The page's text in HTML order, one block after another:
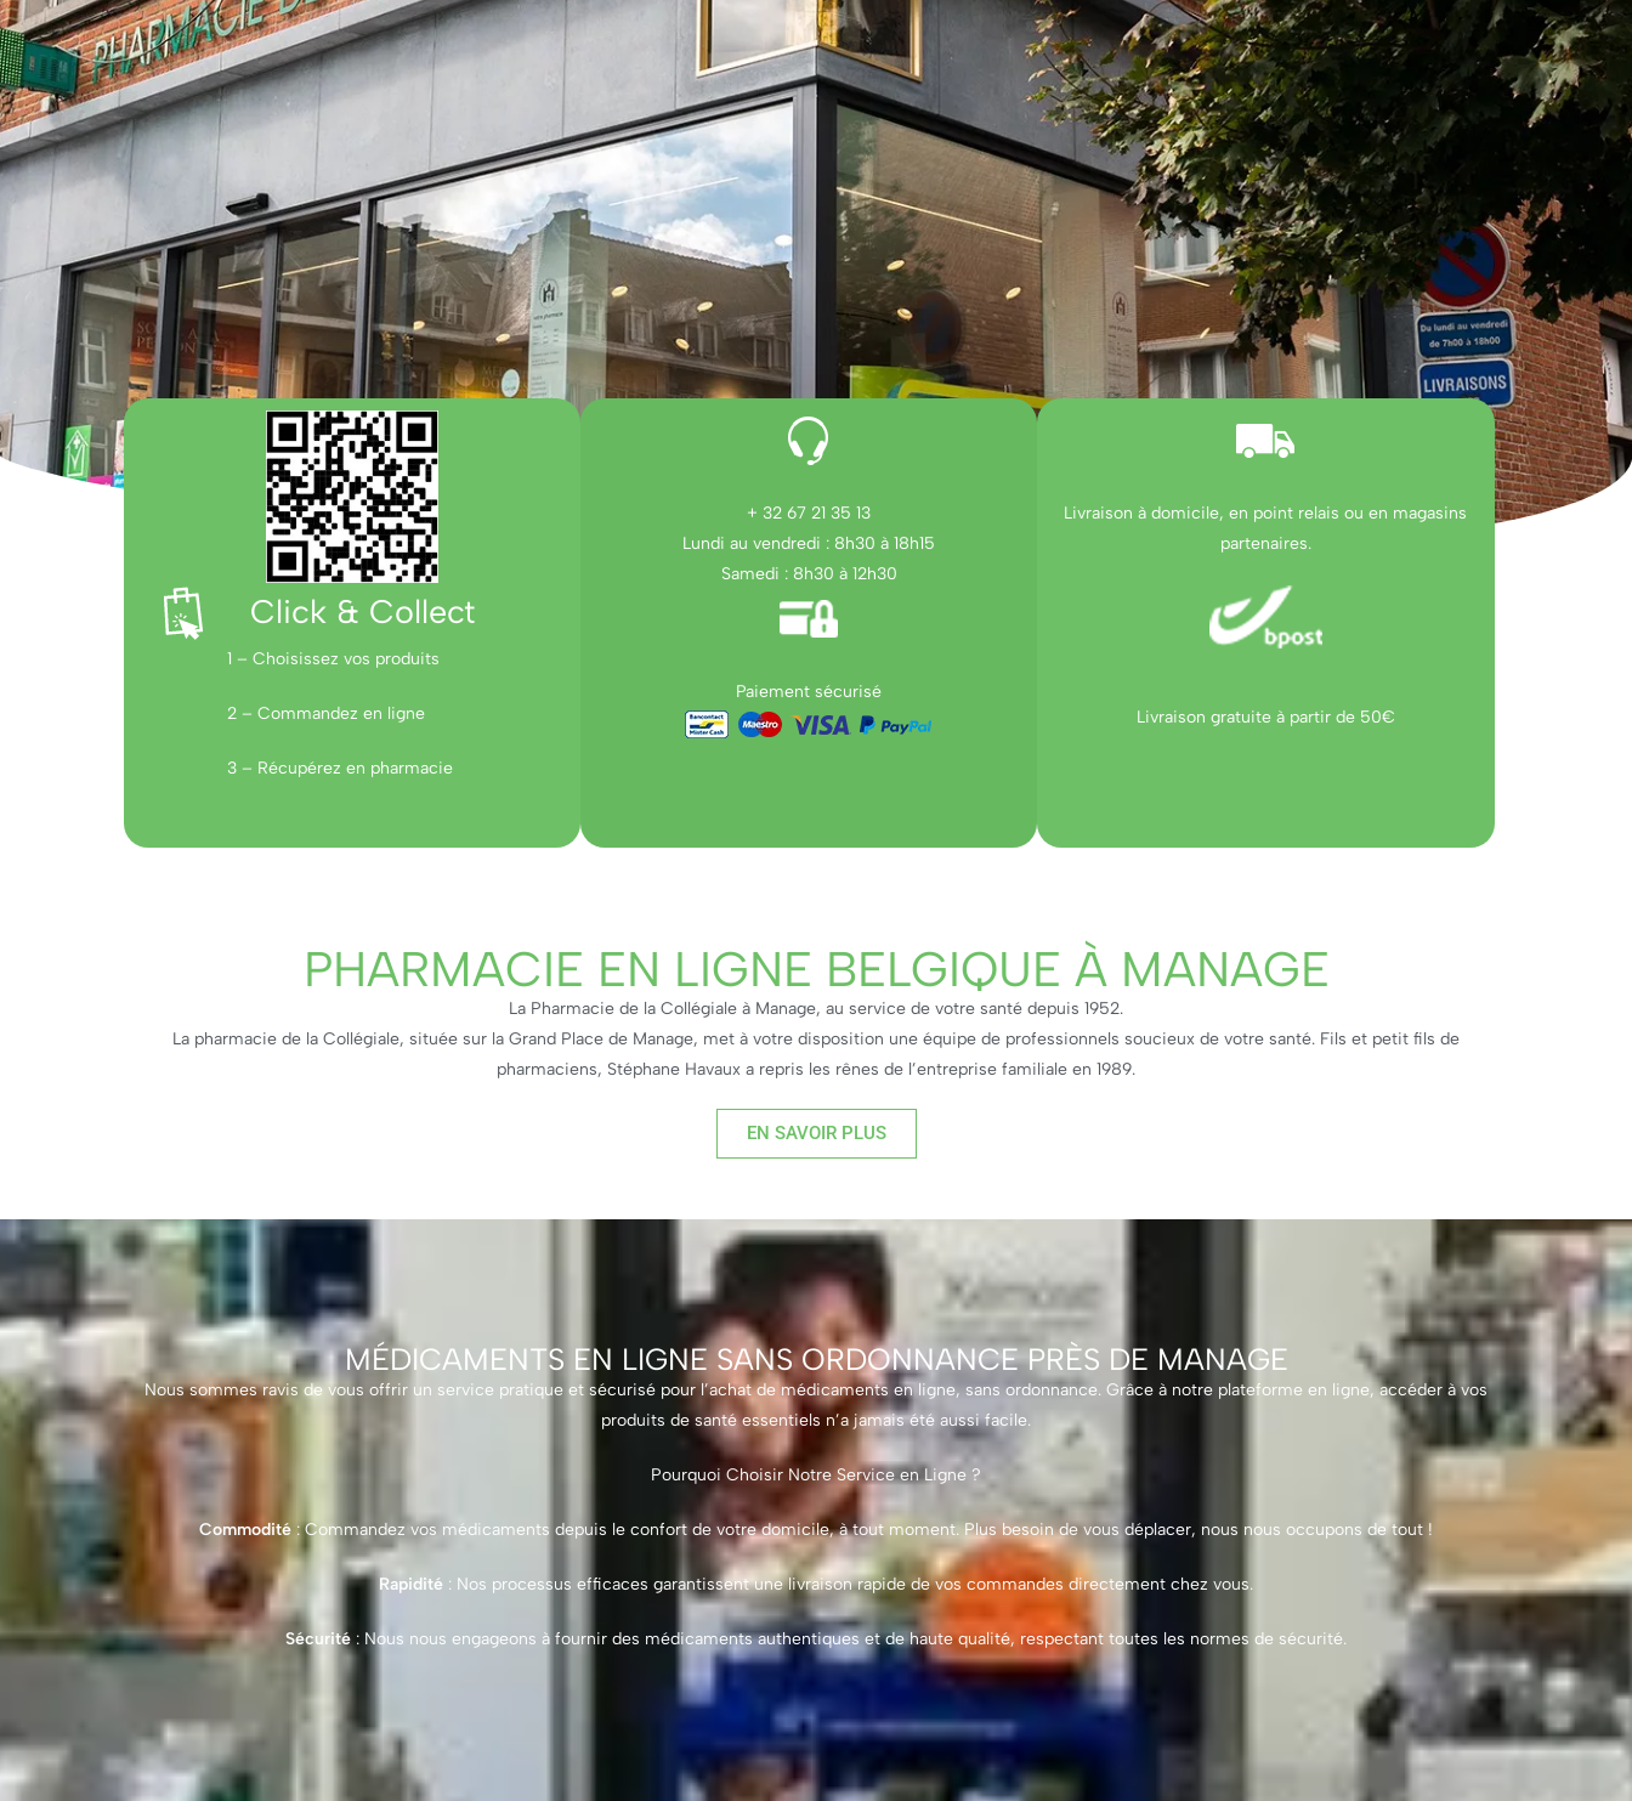
Click & Collect
1 – Choisissez vos produits
2 – Commandez en ligne
3 – Récupérez en pharmacie
+ 32 67 21 35 13
Lundi au vendredi : 8h30 à 18h15
Samedi : 8h30 à 12h30
Paiement sécurisé
Livraison à domicile, en point relais ou en magasins
partenaires.
Livraison gratuite à partir de 50€
PHARMACIE EN LIGNE BELGIQUE À MANAGE
La Pharmacie de la Collégiale à Manage, au service de votre santé depuis 1952.
La pharmacie de la Collégiale, située sur la Grand Place de Manage, met à votre disposition une équipe de professionnels soucieux de votre santé. Fils et petit fils de
pharmaciens, Stéphane Havaux a repris les rênes de l’entreprise familiale en 1989.
EN SAVOIR PLUS
MÉDICAMENTS EN LIGNE SANS ORDONNANCE PRÈS DE MANAGE
Nous sommes ravis de vous offrir un service pratique et sécurisé pour l’achat de médicaments en ligne, sans ordonnance. Grâce à notre plateforme en ligne, accéder à vos
produits de santé essentiels n’a jamais été aussi facile.
Pourquoi Choisir Notre Service en Ligne ?
Commodité : Commandez vos médicaments depuis le confort de votre domicile, à tout moment. Plus besoin de vous déplacer, nous nous occupons de tout !
Rapidité : Nos processus efficaces garantissent une livraison rapide de vos commandes directement chez vous.
Sécurité : Nous nous engageons à fournir des médicaments authentiques et de haute qualité, respectant toutes les normes de sécurité.